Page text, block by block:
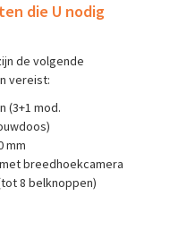
die U nodig
de volgende
vereist:
(3+1 mod.
mm
breedhoekcamera
8 belknoppen)